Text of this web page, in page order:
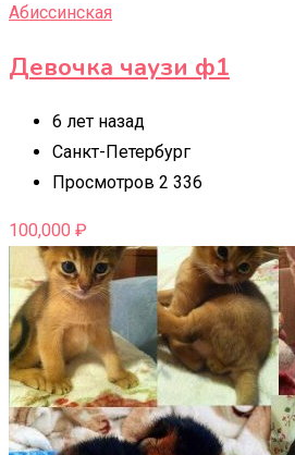
Абиссинская
Девочка чаузи ф1
6 лет назад
Санкт-Петербург
Просмотров 2 336
100,000 ₽